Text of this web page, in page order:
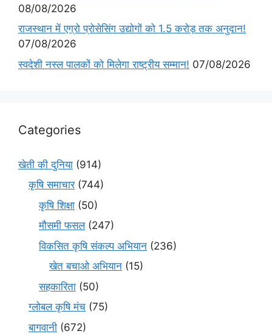
08/08/2026
राजस्थान में एग्रो प्रोसेसिंग उद्योगों को 1.5 करोड़ तक अनुदान!
07/08/2026
स्वदेशी नस्ल पालकों को मिलेगा राष्ट्रीय सम्मान! 07/08/2026
Categories
खेती की दुनिया (914)
कृषि समाचार(744)
कृषि शिक्षा (50)
मौसमी फसल(247)
विकसित कृषि संकल्प अभियान (236)
खेत बचाओ अभियान (15)
सहकारिता (50)
ग्लोबल कृषि मंच (75)
बागवानी (672)